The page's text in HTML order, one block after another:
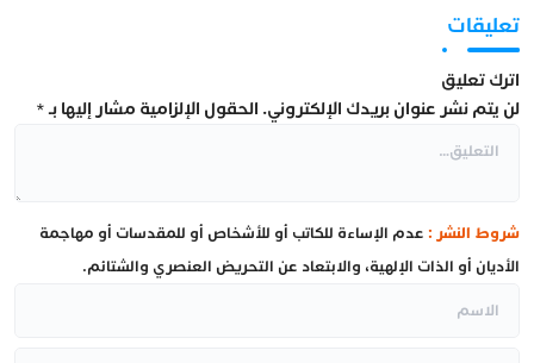
تعليقات
اترك تعليق
لن يتم نشر عنوان بريدك الإلكتروني. الحقول الإلزامية مشار إليها بـ*
شروط النشر : عدم الإساءة للكاتب أو للأشخاص أو للمقدسات أو مهاجمة
الأديان أو الذات الإلهية، والابتعاد عن التحريض العنصري والشتائم.